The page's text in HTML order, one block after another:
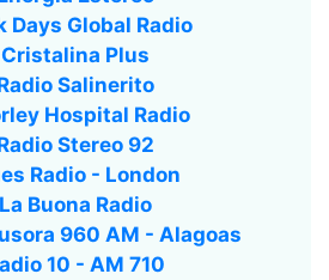
Days Global Radio
Cristalina Plus
Salinerito
Hospital Radio
Stereo 92
Radio - London
La Buona Radio
960 AM - Alagoas
10 - AM 710